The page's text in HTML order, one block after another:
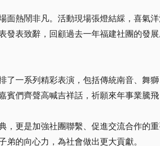
面熱鬧非凡。活動現場張燈結綵，喜氣
發表致辭，回顧過去一年福建社團的發
了一系列精彩表演，包括傳統南音、舞
們齊聲高喊吉祥話，祈願來年事業騰
，更是加強社團聯繫、促進交流合作的
的向心力，為社會做出更大貢獻。